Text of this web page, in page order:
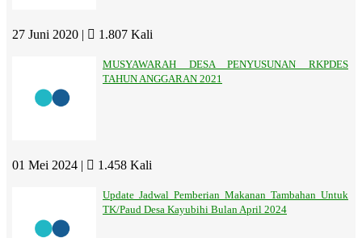
27 Juni 2020 | 1.807 Kali
MUSYAWARAH DESA PENYUSUNAN RKPDES
TAHUN ANGGARAN 2021
01 Mei 2024 | 1.458 Kali
Update Jadwal Pemberian Makanan Tambahan Untuk
TK/Paud Desa Kayubihi Bulan April 2024